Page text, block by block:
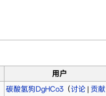
用户
碳酸氢狗DgHCo3（讨论| 贡献